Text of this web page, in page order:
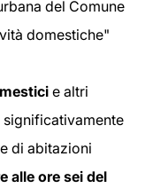
del Comune
domestiche"
e altri
di abitazioni
alle ore sei del